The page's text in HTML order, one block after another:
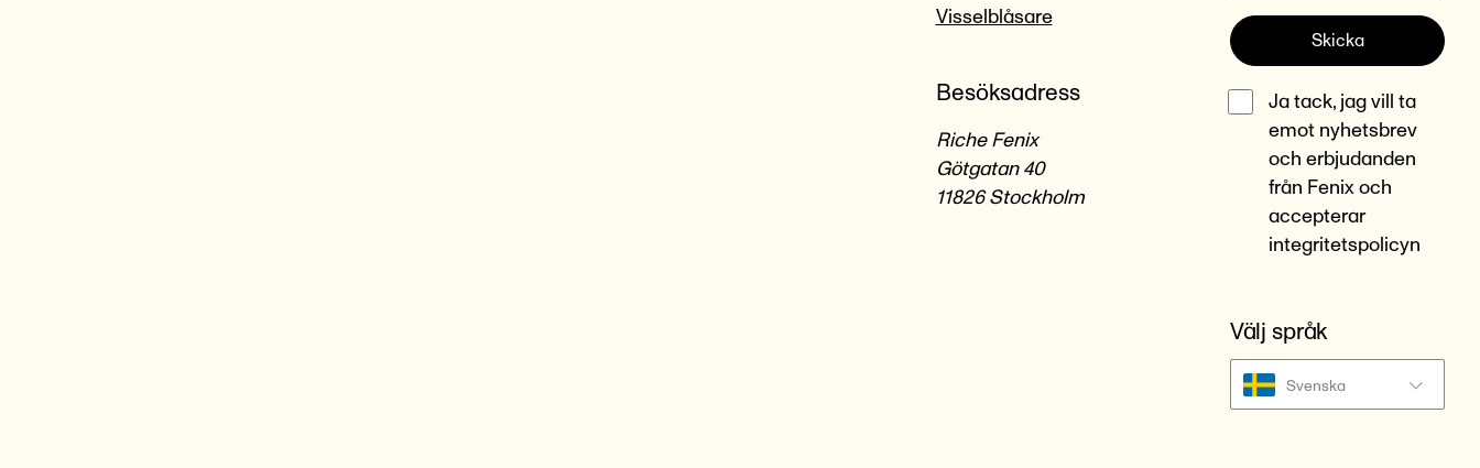
Visselblåsare
Besöksadress
Riche Fenix
Götgatan 40
11826 Stockholm
Skicka
Ja tack, jag vill ta
emot nyhetsbrev
och erbjudanden
från Fenix och
accepterar
integritetspolicyn
Välj språk
Svenska